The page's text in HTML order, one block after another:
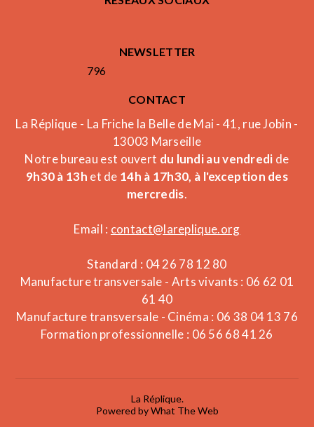
NEWSLETTER
796
CONTACT
La Réplique - La Friche la Belle de Mai - 41, rue Jobin -
13003 Marseille
Notre bureau est ouvert du lundi au vendredi de
9h30 à 13h et de 14h à 17h30, à l'exception des
mercredis.
Email : contact@lareplique.org
Standard : 04 26 78 12 80
Manufacture transversale - Arts vivants : 06 62 01
61 40
Manufacture transversale - Cinéma : 06 38 04 13 76
Formation professionnelle : 06 56 68 41 26
La Réplique.
Powered by What The Web